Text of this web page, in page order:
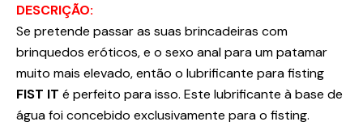
DESCRIÇÃO:
Se pretende passar as suas brincadeiras com
brinquedos eróticos, e o sexo anal para um patamar
muito mais elevado, então o lubrificante para fisting
FIST IT é perfeito para isso. Este lubrificante à base de
água foi concebido exclusivamente para o fisting.